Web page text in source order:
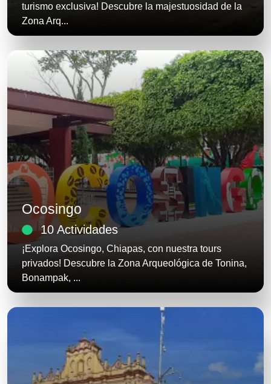
turismo exclusiva! Descubre la majestuosidad de la
Zona Arq...
Ocosingo
10 Actividades
¡Explora Ocosingo, Chiapas, con nuestra tours
privados! Descubre la Zona Arqueológica de Tonina,
Bonampak, ...